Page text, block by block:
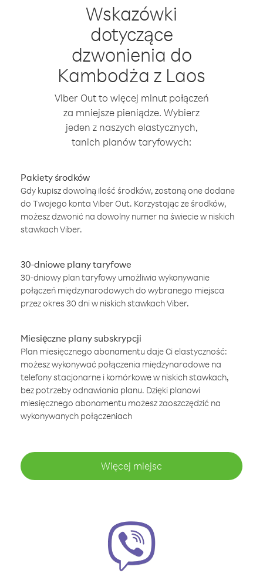
Wskazówki
dotyczące
dzwonienia do
Kambodża z Laos
Viber Out to więcej minut połączeń
za mniejsze pieniądze. Wybierz
jeden z naszych elastycznych,
tanich planów taryfowych:
Pakiety środków
Gdy kupisz dowolną ilość środków, zostaną one dodane
do Twojego konta Viber Out. Korzystając ze środków,
możesz dzwonić na dowolny numer na świecie w niskich
stawkach Viber.
30-dniowe plany taryfowe
30-dniowy plan taryfowy umożliwia wykonywanie
połączeń międzynarodowych do wybranego miejsca
przez okres 30 dni w niskich stawkach Viber.
Miesięczne plany subskrypcji
Plan miesięcznego abonamentu daje Ci elastyczność:
możesz wykonywać połączenia międzynarodowe na
telefony stacjonarne i komórkowe w niskich stawkach,
bez potrzeby odnawiania planu. Dzięki planowi
miesięcznego abonamentu możesz zaoszczędzić na
wykonywanych połączeniach
Więcej miejsc